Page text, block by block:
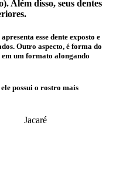
Além disso, seus dentes
esse dente exposto e
Outro aspecto, é forma do
um formato alongando
possui o rostro mais
Jacaré